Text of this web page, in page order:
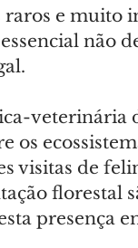
raros e muito
não
veterinária
os
visitas de
florestal
presença